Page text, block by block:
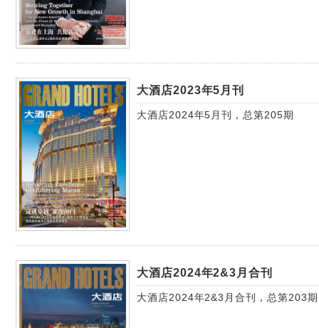
大酒店2023年5月刊
大酒店2024年5月刊，总第205期
大酒店2024年2&3月合刊
大酒店2024年2&3月合刊，总第203期